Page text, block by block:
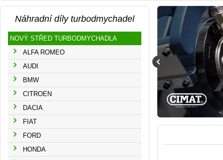
Náhradní díly turbodmychadel
NOVÝ STŘED TURBODMYCHADLA
ALFA ROMEO
AUDI
BMW
CITROEN
DACIA
FIAT
FORD
HONDA